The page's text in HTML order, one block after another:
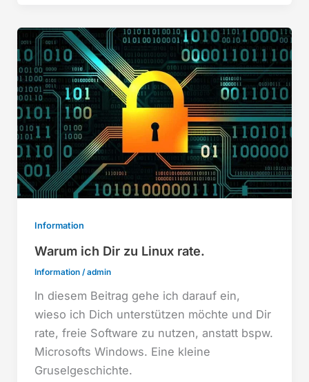
Information
Warum ich Dir zu Linux rate.
Information/admin
In diesem Beitrag gehe ich darauf ein,
wieso ich Dich unterstützen möchte und Dir
rate, freie Software zu nutzen, anstatt bspw.
Microsofts Windows. Eine kleine
Gruselgeschichte.